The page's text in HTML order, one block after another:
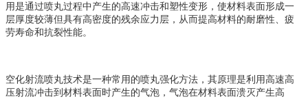
用是通过喷丸过程中产生的高速冲击和塑性变形，使材料表面形成一
层厚度较薄但具有高密度的残余应力层，从而提高材料的耐磨性、疲
劳寿命和抗裂性能。
空化射流喷丸技术是一种常用的喷丸强化方法，其原理是利用高速高
压射流冲击到材料表面时产生的气泡，气泡在材料表面溃灭产生高